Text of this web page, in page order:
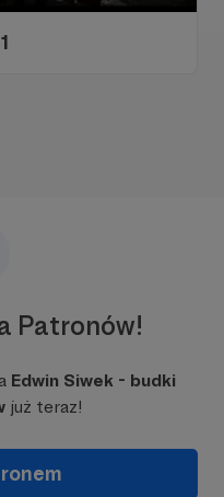
Patronów!
Edwin Siwek - budki
już teraz!